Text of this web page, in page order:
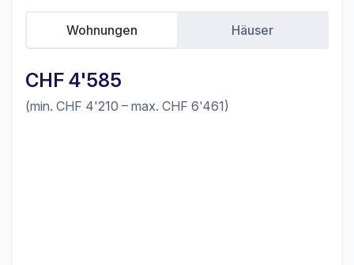
CHF 4'585
(min. CHF 4'210 – max. CHF 6'461)
Wohnungen Häuser